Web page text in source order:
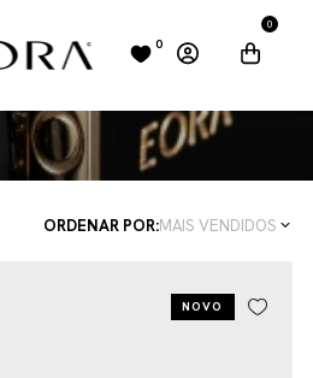
0
0
ORDENAR POR:MAIS VENDIDOS
NOVO